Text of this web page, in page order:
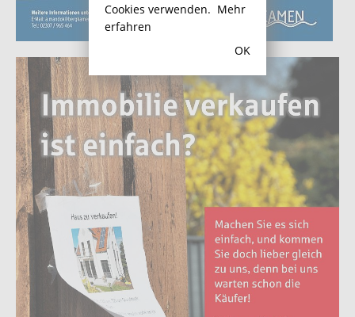
Cookies verwenden. Mehr
erfahren
OK